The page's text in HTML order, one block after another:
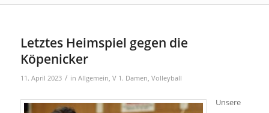
Letztes Heimspiel gegen die
Köpenicker
11. April 2023 / in Allgemein, V 1. Damen, Volleyball
Unsere